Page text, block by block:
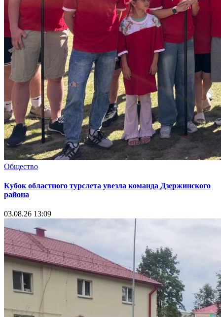
Общество
Кубок областного турслета увезла команда Дзержинского
района
03.08.26 13:09